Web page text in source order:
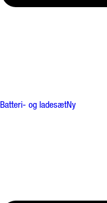
Batteri- og ladesætNy